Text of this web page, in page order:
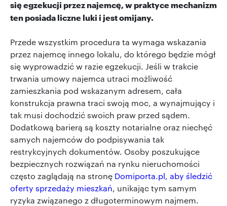
się egzekucji przez najemcę, w praktyce mechanizm
ten posiada liczne luki i jest omijany.
Przede wszystkim procedura ta wymaga wskazania
przez najemcę innego lokalu, do którego będzie mógł
się wyprowadzić w razie egzekucji. Jeśli w trakcie
trwania umowy najemca utraci możliwość
zamieszkania pod wskazanym adresem, cała
konstrukcja prawna traci swoją moc, a wynajmujący i
tak musi dochodzić swoich praw przed sądem.
Dodatkową barierą są koszty notarialne oraz niechęć
samych najemców do podpisywania tak
restrykcyjnych dokumentów. Osoby poszukujące
bezpiecznych rozwiązań na rynku nieruchomości
często zaglądają na stronę Domiporta.pl, aby śledzić
oferty sprzedaży mieszkań, unikając tym samym
ryzyka związanego z długoterminowym najmem.